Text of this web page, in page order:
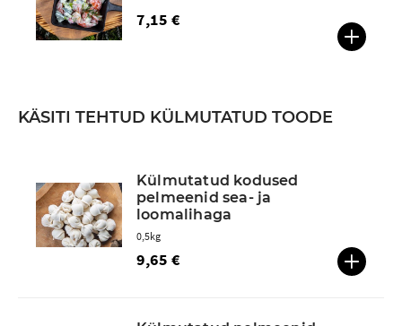
7,15 €
KÄSITI TEHTUD KÜLMUTATUD TOODE
Külmutatud kodused
pelmeenid sea- ja
loomalihaga
9,65 €
0,5kg